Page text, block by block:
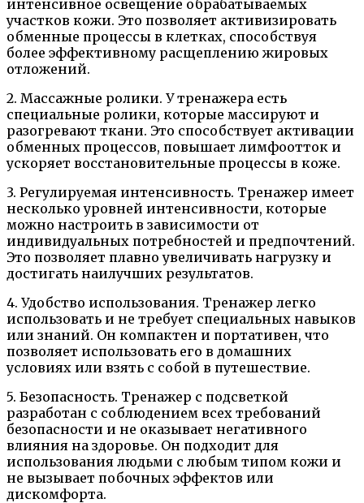
интенсивное освещение обрабатываемых
участков кожи. Это позволяет активизировать
обменные процессы в клетках, способствуя
более эффективному расщеплению жировых
отложений.
2. Массажные ролики. У тренажера есть
специальные ролики, которые массируют и
разогревают ткани. Это способствует активации
обменных процессов, повышает лимфоотток и
ускоряет восстановительные процессы в коже.
3. Регулируемая интенсивность. Тренажер имеет
несколько уровней интенсивности, которые
можно настроить в зависимости от
индивидуальных потребностей и предпочтений.
Это позволяет плавно увеличивать нагрузку и
достигать наилучших результатов.
4. Удобство использования. Тренажер легко
использовать и не требует специальных навыков
или знаний. Он компактен и портативен, что
позволяет использовать его в домашних
условиях или взять с собой в путешествие.
5. Безопасность. Тренажер с подсветкой
разработан с соблюдением всех требований
безопасности и не оказывает негативного
влияния на здоровье. Он подходит для
использования людьми с любым типом кожи и
не вызывает побочных эффектов или
дискомфорта.